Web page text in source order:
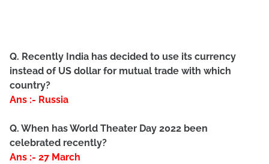
Q. Recently India has decided to use its currency
instead of US dollar for mutual trade with which
country?
Ans :- Russia
Q. When has World Theater Day 2022 been
celebrated recently?
Ans :- 27 March